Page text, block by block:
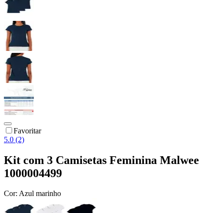
Favoritar
5.0 (2)
Kit com 3 Camisetas Feminina Malwee
1000004499
Cor: Azul marinho